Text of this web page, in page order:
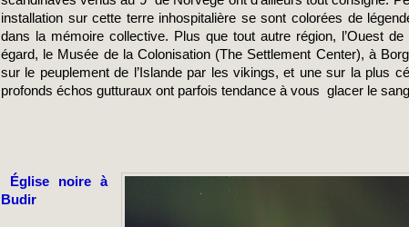
installation sur cette terre inhospitalière se sont colorées de
dans la mémoire collective. Plus que tout autre région, l’Ouest
égard, le Musée de la Colonisation (The Settlement Center), à
sur le peuplement de l’Islande par les vikings, et une sur la plus
profonds échos gutturaux ont parfois tendance à vous  glacer le
Église noire à
Budir